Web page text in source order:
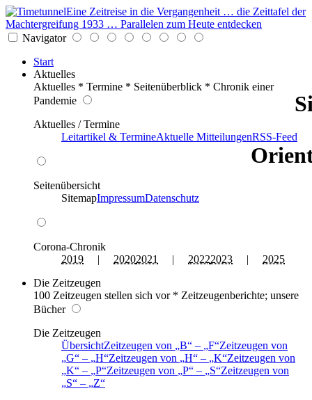
Eine Zeitreise in die Vergangenheit … die Zeittafel der
Machtergreifung 1933 … Parallelen zum Heute entdecken
Navigator
Start
Aktuelles
Aktuelles * Termine * Seitenüberblick * Chronik einer
Pandemie
Aktuelles / Termine
Leitartikel & TermineAktuelle MitteilungenRSS-Feed
Seitenübersicht
SitemapImpressumDatenschutz
Corona-Chronik
2019 | 20202021 | 20222023 | 2025
Die Zeitzeugen
100 Zeitzeugen stellen sich vor * Zeitzeugenberichte; unsere
Bücher
Die Zeitzeugen
ÜbersichtZeitzeugen von B – F Zeitzeugen von
G
– H Zeitzeugen von H – K Zeitzeugen von
K
– P Zeitzeugen von P – S Zeitzeugen von
S
–
Z